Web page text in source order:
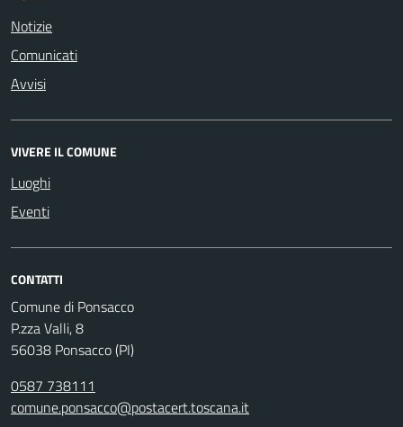
Notizie
Comunicati
Avvisi
VIVERE IL COMUNE
Luoghi
Eventi
CONTATTI
Comune di Ponsacco
P.zza Valli, 8
56038 Ponsacco (PI)
0587 738111
comune.ponsacco@postacert.toscana.it